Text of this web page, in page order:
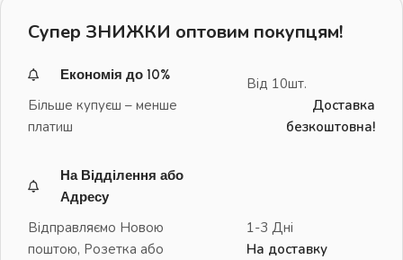
Супер ЗНИЖКИ оптовим покупцям!
Економія до 10%
Більше купуєш – менше
платиш
Від 10шт.
Доставка
безкоштовна!
На Відділення або
Адресу
Відправляємо Новою
поштою, Розетка або
1-3 Дні
На доставку